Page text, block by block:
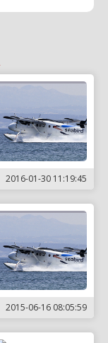
2016-01-30 11:19:45
2015-06-16 08:05:59